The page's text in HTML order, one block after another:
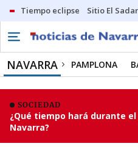
Tiempo eclipse Sitio El Sadar
NAVARRA PAMPLONA
SOCIEDAD
¿Qué tiempo hará durante
Navarra?